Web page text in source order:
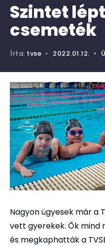
Szintet
csemeték
Írta: tvse • 2022.01.12. •
Nagyon ügyesek már a
vett gyerekek. Ők mind
és megkaphatták a